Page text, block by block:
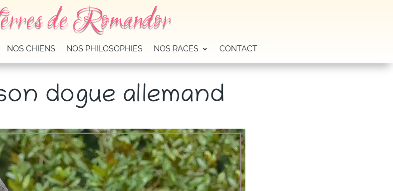
de Romandor
NOS CHIENS NOS PHILOSOPHIES NOS RACES CONTACT
dogue allemand